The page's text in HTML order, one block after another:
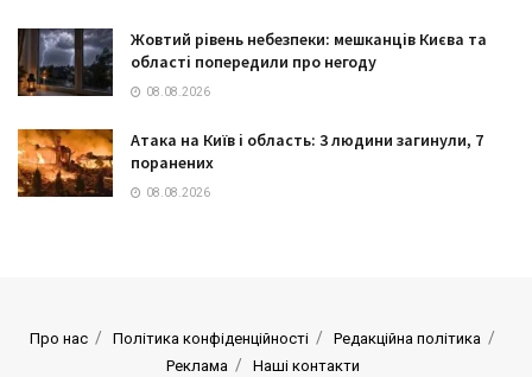
Жовтий рівень небезпеки: мешканців Києва та
області попередили про негоду
08.08.2026
Атака на Київ і область: 3 людини загинули, 7
поранених
08.08.2026
Про нас Політика конфіденційності
Редакційна політика
Реклама
Наші контакти